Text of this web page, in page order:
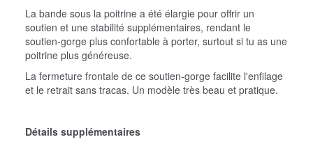
La bande sous la poitrine a été élargie pour offrir un
soutien et une stabilité supplémentaires, rendant le
soutien‑gorge plus confortable à porter, surtout si tu as une
poitrine plus généreuse.
La fermeture frontale de ce soutien‑gorge facilite l'enfilage
et le retrait sans tracas. Un modèle très beau et pratique.
Détails supplémentaires